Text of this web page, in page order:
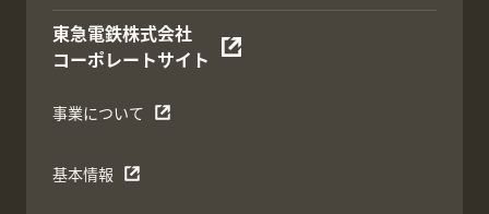
東急電鉄株式会社
コーポレートサイト
事業について
基本情報